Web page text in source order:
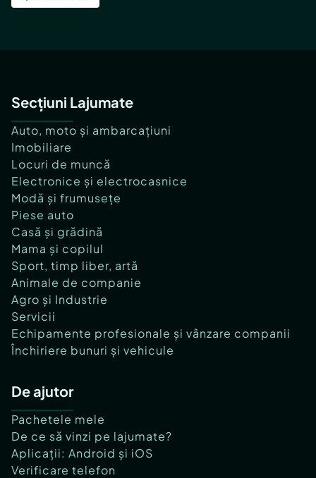
Secțiuni Lajumate
Auto, moto și ambarcațiuni
Imobiliare
Locuri de muncă
Electronice și electrocasnice
Modă și frumusețe
Piese auto
Casă și grădină
Mama și copilul
Sport, timp liber, artă
Animale de companie
Agro și Industrie
Servicii
Echipamente profesionale și vânzare companii
Închiriere bunuri și vehicule
De ajutor
Pachetele mele
De ce să vinzi pe lajumate?
Aplicații: Android și iOS
Verificare telefon